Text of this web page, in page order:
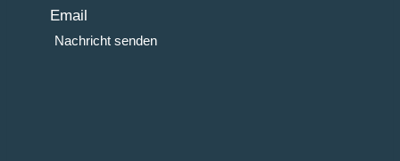
Email
Senden
Nachricht senden